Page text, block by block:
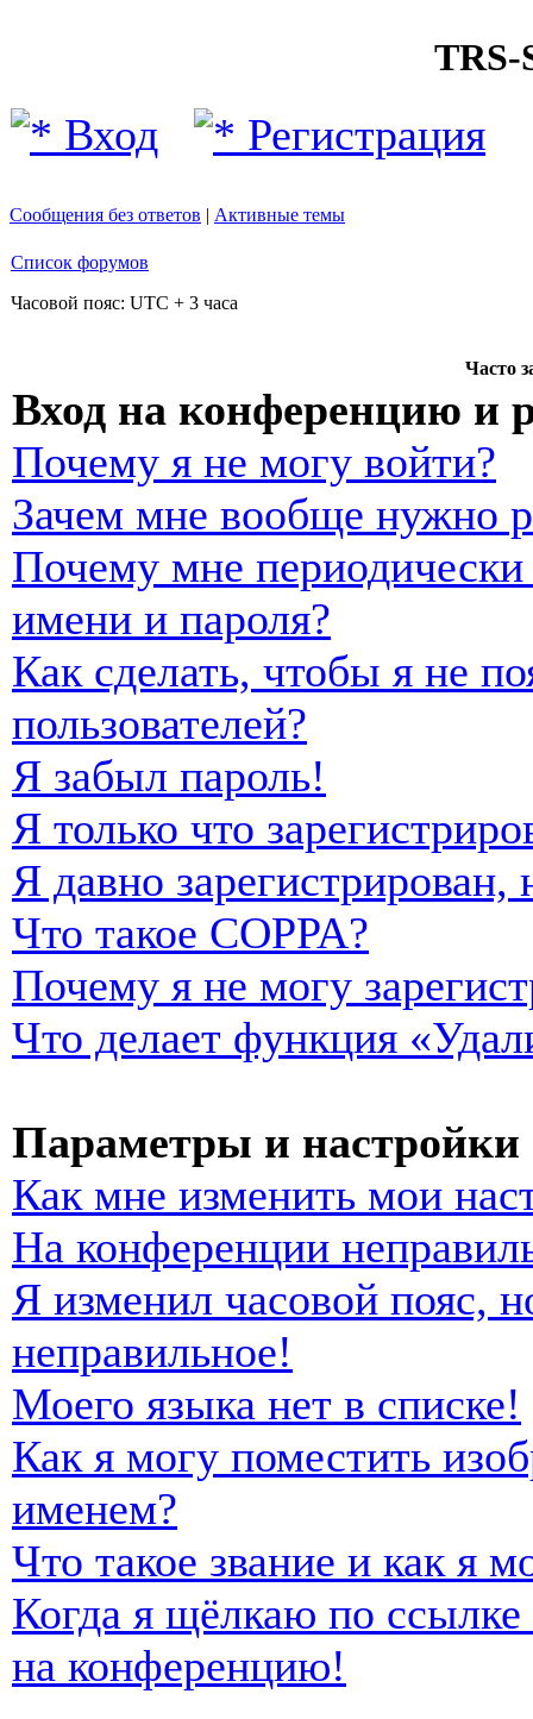
TRS-
Вход Регистрация
Сообщения без ответов | Активные темы
Список форумов
Часовой пояс: UTC + 3 часа
Часто
Вход на конференцию и
Почему я не могу войти?
Зачем мне вообще нужно
Почему мне периодически
имени и пароля?
Как сделать, чтобы я не
пользователей?
Я забыл пароль!
Я только что
Я давно
Что такое COPPA?
Почему я не могу
Что делает функция
Параметры и настройки
Как мне изменить мои
На конференции
Я изменил часовой пояс,
неправильное!
Моего языка нет в списке!
Как я могу поместить
именем?
Что такое звание и как я
Когда я щёлкаю по
на конференцию!